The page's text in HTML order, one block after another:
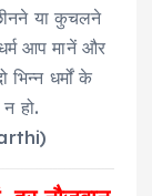
या कुचलने
आप मानें और
धर्मों के
हो.